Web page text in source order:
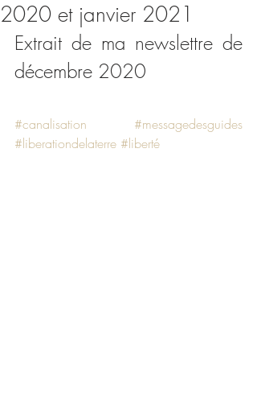
2020 et janvier 2021
Extrait de ma newslettre de
décembre 2020
#canalisation
#messagedesguides
#liberationdelaterre #liberté